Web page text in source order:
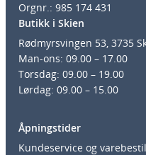
Orgnr.: 985 174 431
Butikk i Skien
Rødmyrsvingen 53, 3735
Man-ons: 09.00 – 17.00
Torsdag: 09.00 – 19.00
Lørdag: 09.00 – 15.00
Åpningstider
Kundeservice og